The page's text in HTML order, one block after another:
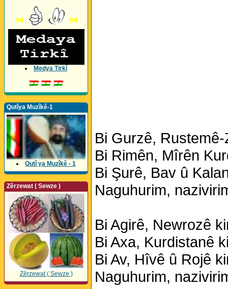
Medya Tirkî
Qutîya Muzîkê-1
Qutî ya Muzîkê - 1
Zêrzewat ( Sewze )
Zêrzewat ( Sewze )
Bi Gurzê,
Bi Rimên, Mîrên
Bi Şurê, Bav û
Naguhurim,
Bi Agirê, Newrozê
Bi Axa, Kurdistanê
Bi Av, Hîvê û Rojê
Naguhurim,